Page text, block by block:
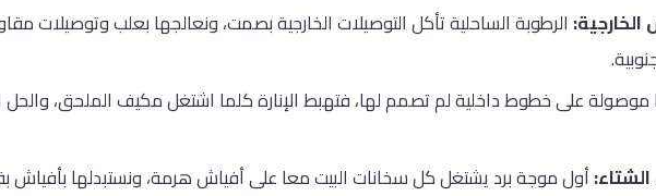
الرطوبة الساحلية تأكل التوصيلات الخارجية بصمت، ونعالجها بعلب وتوصيلات
موصولة على خطوط داخلية لم تصمم لها، فتهبط الإنارة كلما اشتغل مكيف الملحق،
أول موجة برد يشتغل كل سخانات البيت معا على أفياش هرمة، ونستبدلها